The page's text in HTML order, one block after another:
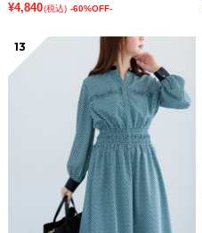
¥4,840(税込) -60%OFF-
13